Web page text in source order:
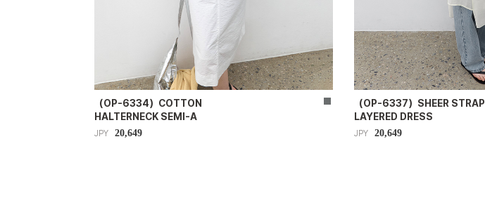
（OP-6334）COTTON
HALTERNECK SEMI-A
JPY 20,649
（OP-6337）SHEER STRAP
LAYERED DRESS
JPY 20,649